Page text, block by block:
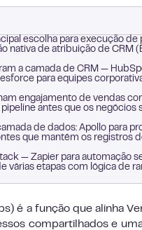
escolha para execução
nativa de atribuição de
a camada de CRM —
para equipes
engajamento de vendas
antes que os negócios
de dados: Apollo para
que mantém os registros
— Zapier para automação
várias etapas com lógica de
é a função que alinha
compartilhados e